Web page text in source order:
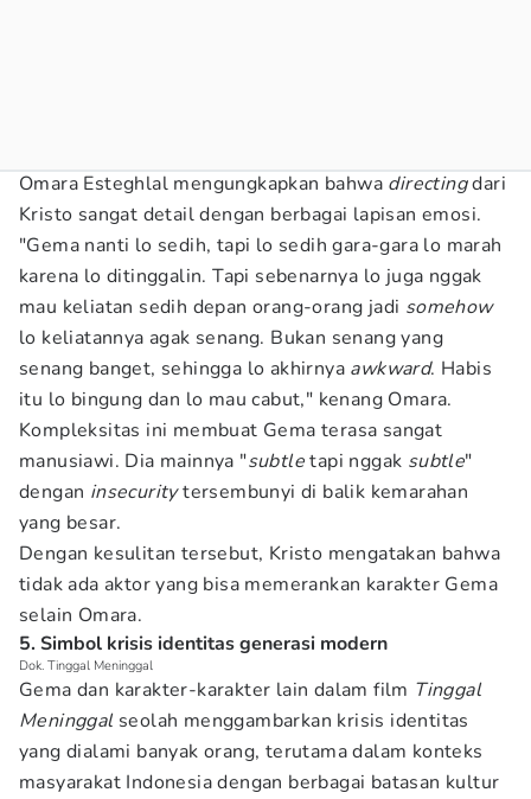
Omara Esteghlal mengungkapkan bahwa directingdari
Kristo sangat detail dengan berbagai lapisan emosi.
"Gema nanti lo sedih, tapi lo sedih gara-gara lo marah
karena lo ditinggalin. Tapi sebenarnya lo juga nggak
mau keliatan sedih depan orang-orang jadi somehow
lo keliatannya agak senang. Bukan senang yang
senang banget, sehingga lo akhirnya awkward. Habis
itu lo bingung dan lo mau cabut," kenang Omara.
Kompleksitas ini membuat Gema terasa sangat
manusiawi. Dia mainnya "subtletapi nggak subtle"
dengan insecuritytersembunyi di balik kemarahan
yang besar.
Dengan kesulitan tersebut, Kristo mengatakan bahwa
tidak ada aktor yang bisa memerankan karakter Gema
selain Omara.
5. Simbol krisis identitas generasi modern
Dok. Tinggal Meninggal
Gema dan karakter-karakter lain dalam film Tinggal
Meninggalseolah menggambarkan krisis identitas
yang dialami banyak orang, terutama dalam konteks
masyarakat Indonesia dengan berbagai batasan kultur